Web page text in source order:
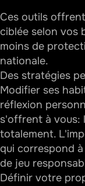
Ces outils
ciblée selon vos
moins de
nationale.
Des stratégies
Modifier ses
réflexion
s'offrent à vous:
totalement.
qui correspond
de jeu
Définir votre